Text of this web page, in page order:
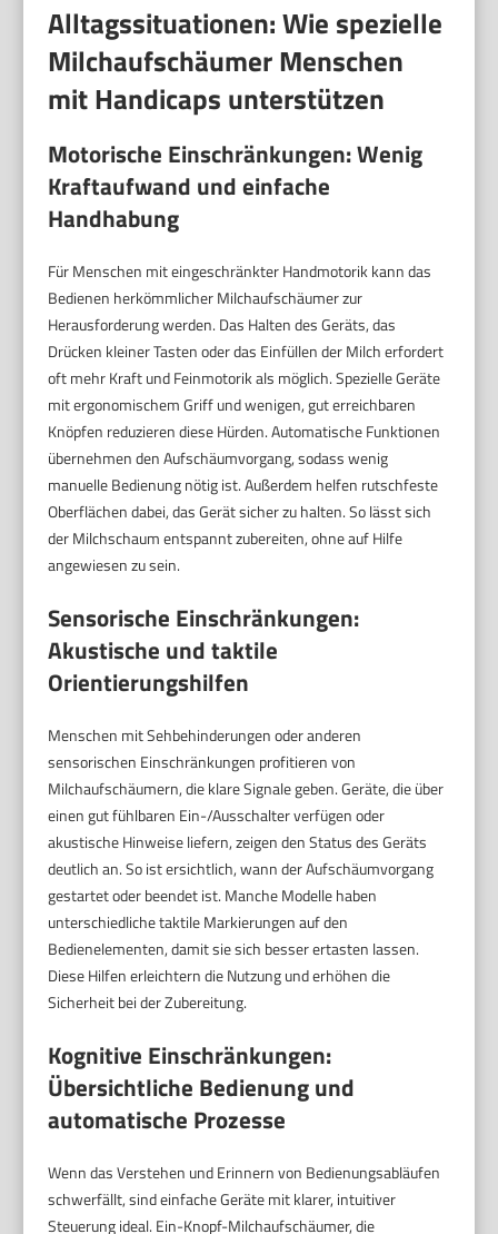
Alltagssituationen: Wie spezielle
Milchaufschäumer Menschen
mit Handicaps unterstützen
Motorische Einschränkungen: Wenig
Kraftaufwand und einfache
Handhabung
Für Menschen mit eingeschränkter Handmotorik kann das
Bedienen herkömmlicher Milchaufschäumer zur
Herausforderung werden. Das Halten des Geräts, das
Drücken kleiner Tasten oder das Einfüllen der Milch erfordert
oft mehr Kraft und Feinmotorik als möglich. Spezielle Geräte
mit ergonomischem Griff und wenigen, gut erreichbaren
Knöpfen reduzieren diese Hürden. Automatische Funktionen
übernehmen den Aufschäumvorgang, sodass wenig
manuelle Bedienung nötig ist. Außerdem helfen rutschfeste
Oberflächen dabei, das Gerät sicher zu halten. So lässt sich
der Milchschaum entspannt zubereiten, ohne auf Hilfe
angewiesen zu sein.
Sensorische Einschränkungen:
Akustische und taktile
Orientierungshilfen
Menschen mit Sehbehinderungen oder anderen
sensorischen Einschränkungen profitieren von
Milchaufschäumern, die klare Signale geben. Geräte, die über
einen gut fühlbaren Ein-/Ausschalter verfügen oder
akustische Hinweise liefern, zeigen den Status des Geräts
deutlich an. So ist ersichtlich, wann der Aufschäumvorgang
gestartet oder beendet ist. Manche Modelle haben
unterschiedliche taktile Markierungen auf den
Bedienelementen, damit sie sich besser ertasten lassen.
Diese Hilfen erleichtern die Nutzung und erhöhen die
Sicherheit bei der Zubereitung.
Kognitive Einschränkungen:
Übersichtliche Bedienung und
automatische Prozesse
Wenn das Verstehen und Erinnern von Bedienungsabläufen
schwerfällt, sind einfache Geräte mit klarer, intuitiver
Steuerung ideal. Ein-Knopf-Milchaufschäumer, die